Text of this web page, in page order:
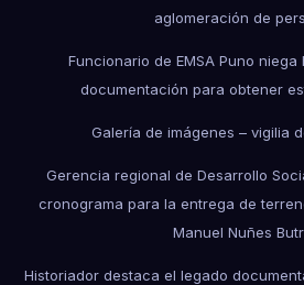
aglomeración de
Funcionario de EMSA Puno
documentación para obtener
Galería de imágenes – vigilia
Gerencia regional de Desarrollo
cronograma para la entrega de
Manuel Nuñes
Historiador destaca el legado